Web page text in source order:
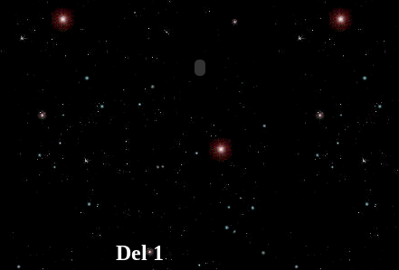
Del 1